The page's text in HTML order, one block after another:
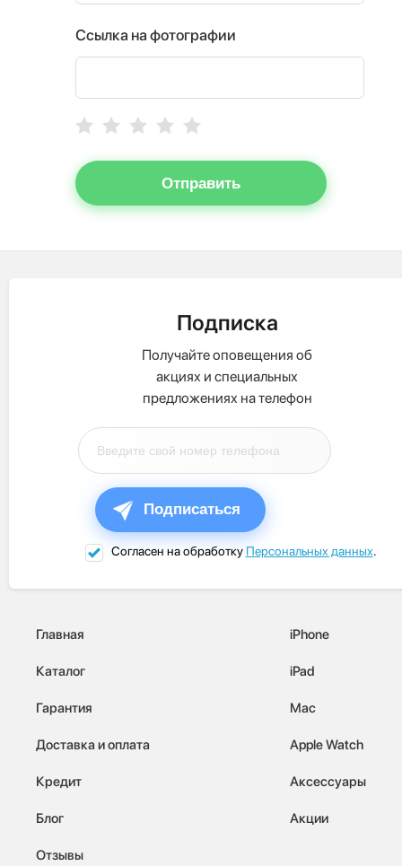
Ссылка на фотографии
Отправить
Подписка
Получайте оповещения об
акциях и специальных
предложениях на телефон
Подписаться
Согласен на обработку Персональных данных.
Главная
Каталог
Гарантия
Доставка и оплата
Кредит
Блог
Отзывы
iPhone
iPad
Mac
Apple Watch
Аксессуары
Акции